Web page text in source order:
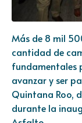
Más de 8 mil
cantidad de
fundamentales
avanzar y ser
Quintana Roo,
durante la